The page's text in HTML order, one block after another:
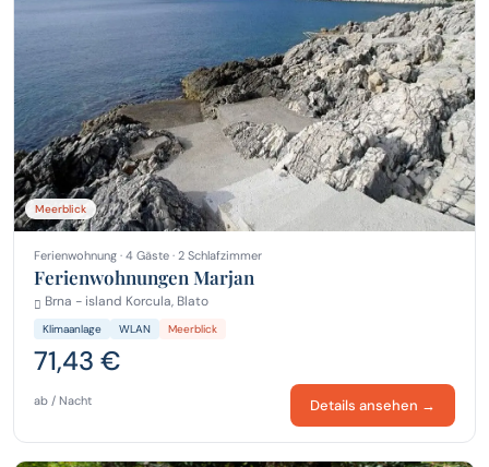
Meerblick
Ferienwohnung · 4 Gäste · 2 Schlafzimmer
Ferienwohnungen Marjan
Brna - island Korcula, Blato
Klimaanlage WLAN Meerblick
71,43 €
ab / Nacht Details ansehen →